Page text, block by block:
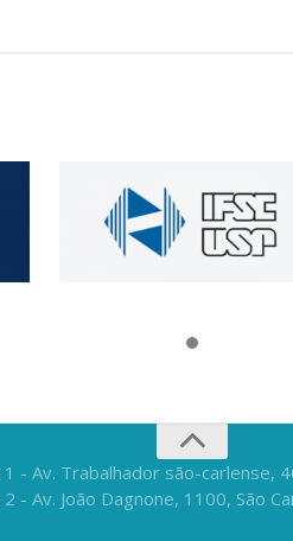
1 - Av. Trabalhador são-carlense,
- Av. João Dagnone, 1100, São